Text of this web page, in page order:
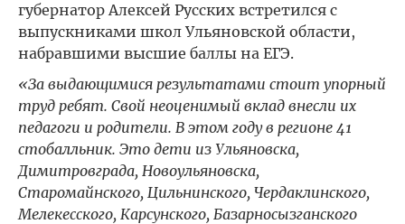
губернатор Алексей Русских встретился с
выпускниками школ Ульяновской области,
набравшими высшие баллы на ЕГЭ.
«За выдающимися результатами стоит упорный
труд ребят. Свой неоценимый вклад внесли их
педагоги и родители. В этом году в регионе 41
стобалльник. Это дети из Ульяновска,
Димитровграда, Новоульяновска,
Старомайнского, Цильнинского, Чердаклинского,
Мелекесского, Карсунского, Базарносызганского